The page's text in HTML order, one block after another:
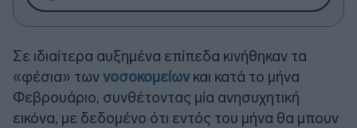
Σε ιδιαίτερα αυξημένα επίπεδα κινήθηκαν τα
«φέσια» τωννοσοκομείωνκαι κατά το μήνα
Φεβρουάριο, συνθέτοντας μία ανησυχητική
εικόνα, με δεδομένο ότι εντός του μήνα θα μπουν